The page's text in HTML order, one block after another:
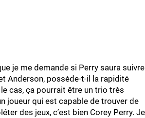
je me demande si Perry saura suivre
Anderson, possède-t-il la rapidité
le cas, ça pourrait être un trio très
joueur qui est capable de trouver de
des jeux, c’est bien Corey Perry. Je